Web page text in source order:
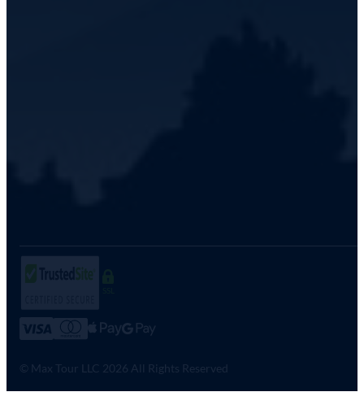
© Max Tour LLC 2026 All Rights Reserved